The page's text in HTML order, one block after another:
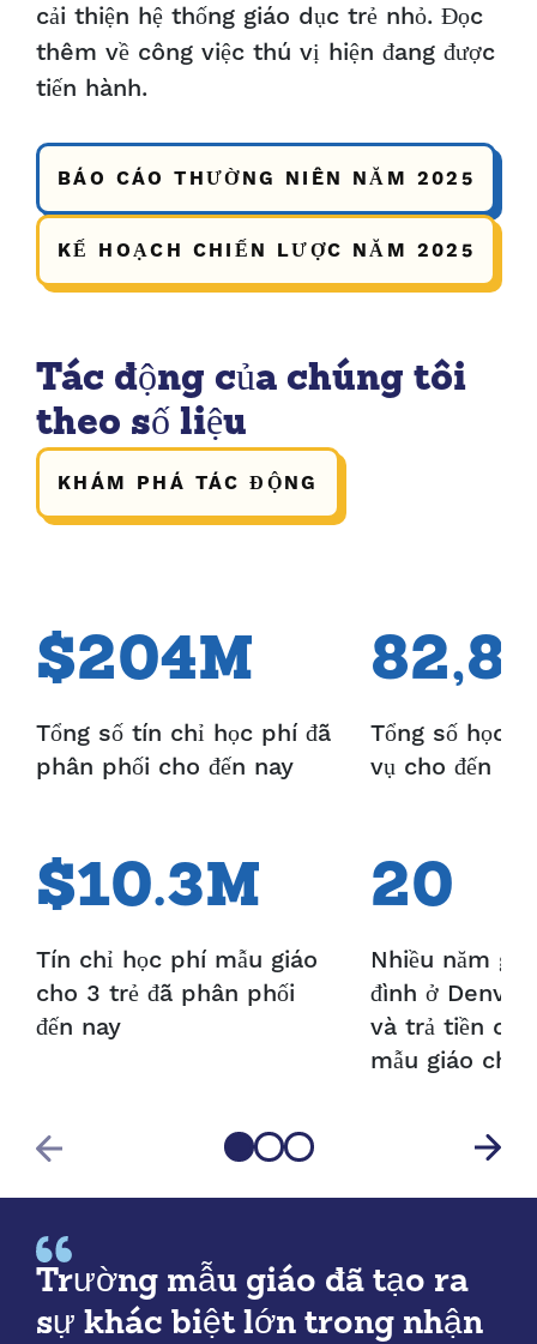
cải thiện hệ thống giáo dục trẻ nhỏ. Đọc
thêm về công việc thú vị hiện đang được
tiến hành.
BÁO CÁO THƯỜNG NIÊN NĂM 2025
KẾ HOẠCH CHIẾN LƯỢC NĂM 2025
Tác động của chúng tôi
theo số liệu
KHÁM PHÁ TÁC ĐỘNG
$204M
Tổng số tín chỉ học phí đã
phân phối cho đến nay
Tổng số học
vụ cho đến
$10.3M
Tín chỉ học phí mẫu giáo
cho 3 trẻ đã phân phối
đến nay
20
Nhiều năm
đình ở
và trả tiền
mẫu giáo chất
Trường mẫu giáo đã tạo ra
sự khác biệt lớn trong nhận